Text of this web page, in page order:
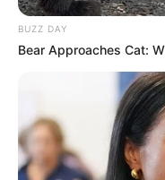
BUZZ DAY
Bear Approaches Cat: